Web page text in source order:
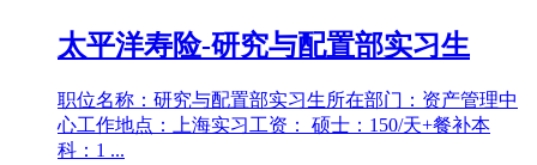
太平洋寿险-研究与配置部实习生
职位名称：研究与配置部实习生所在部门：资产管理中
心工作地点：上海实习工资： 硕士：150/天+餐补本
科：1 ...